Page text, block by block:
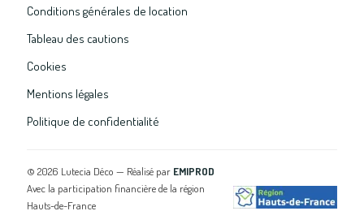
Conditions générales de location
Tableau des cautions
Cookies
Mentions légales
Politique de confidentialité
© 2026 Lutecia Déco — Réalisé par EMIPROD
Avec la participation financière de la région
Hauts-de-France